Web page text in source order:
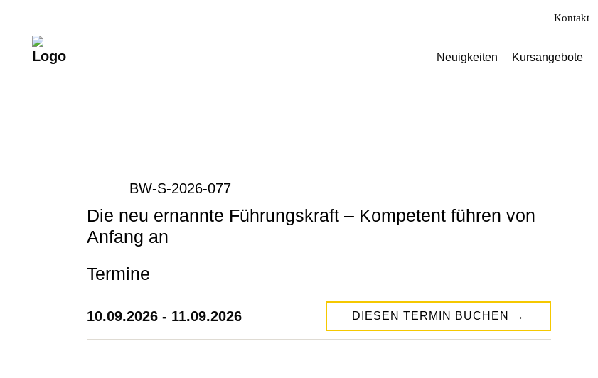
Kontakt
Neuigkeiten Kursangebote
BW-S-2026-077
Die neu ernannte Führungskraft – Kompetent führen von
Anfang an
Termine
10.09.2026 - 11.09.2026 DIESEN TERMIN BUCHEN →